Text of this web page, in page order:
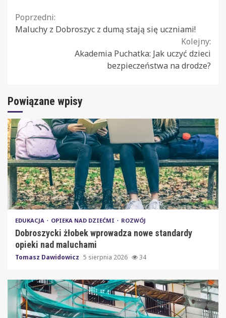
Continue
Reading
Poprzedni:
Maluchy z Dobroszyc z dumą stają się uczniami!
Kolejny:
Akademia Puchatka: Jak uczyć dzieci
bezpieczeństwa na drodze?
Powiązane wpisy
EDUKACJA OPIEKA NAD DZIEĆMI ROZWÓJ
Dobroszycki żłobek wprowadza nowe standardy
opieki nad maluchami
Tomasz Dawidowicz 5 sierpnia 2026 34